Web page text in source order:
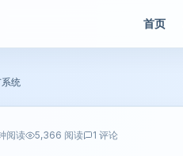
首页
统
阅读 5,366 阅读 1 评论